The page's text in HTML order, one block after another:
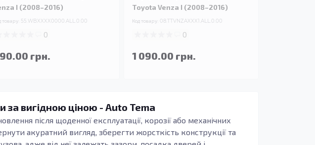
I (2008–2016)
товару: 55.WBXXXX0000.ALL.0.00
0
грн.
Toyota Venza I (2008–2016)
Код товару: 08.TTVNZAXXX1.ALL.0.00
0
1 090.00 грн.
за вигідною ціною - Auto Tema
після щоденної експлуатації, корозії або механічних
акуратний вигляд, зберегти жорсткість конструкції та